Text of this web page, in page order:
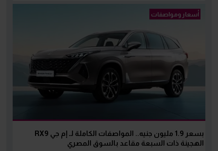
أسعار ومواصفات
بسعر 1.9 مليون جنيه.. المواصفات الكاملة لـ إم جي RX9
الهجينة ذات السبعة مقاعد بالسوق المصري